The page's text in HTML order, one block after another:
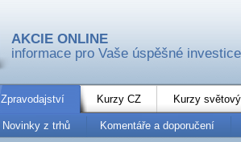
AKCIE ONLINE
informace pro Vaše úspěšné investice
Zpravodajství Kurzy CZ Kurzy
Novinky z trhů Komentáře a doporučení